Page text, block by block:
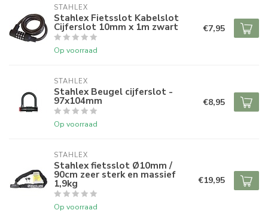
STAHLEX
Stahlex Fietsslot Kabelslot
Cijferslot 10mm x 1m zwart
Op voorraad
€7,95
STAHLEX
Stahlex Beugel cijferslot -
97x104mm
Op voorraad
€8,95
STAHLEX
Stahlex fietsslot Ø10mm /
90cm zeer sterk en massief
1,9kg
Op voorraad
€19,95